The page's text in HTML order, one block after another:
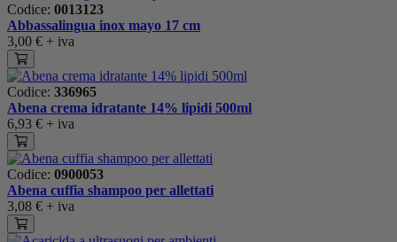
Codice: 0013123
Abbassalingua inox mayo 17 cm
3,00 € + iva
Codice: 336965
Abena crema idratante 14% lipidi 500ml
6,93 € + iva
Codice: 0900053
Abena cuffia shampoo per allettati
3,08 € + iva